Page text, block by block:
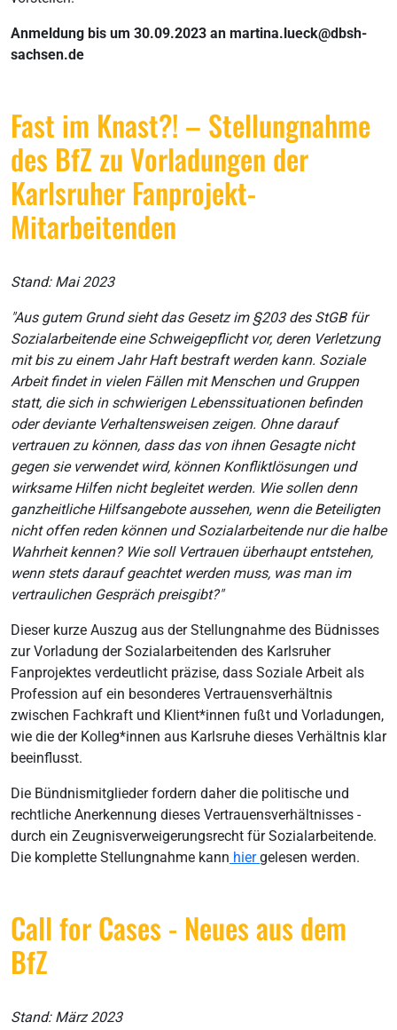
Anmeldung bis um 30.09.2023 an martina.lueck@dbsh-
sachsen.de
Fast im Knast?! – Stellungnahme
des BfZ zu Vorladungen der
Karlsruher Fanprojekt-
Mitarbeitenden
Stand: Mai 2023
"Aus gutem Grund sieht das Gesetz im §203 des StGB für
Sozialarbeitende eine Schweigepflicht vor, deren Verletzung
mit bis zu einem Jahr Haft bestraft werden kann. Soziale
Arbeit findet in vielen Fällen mit Menschen und Gruppen
statt, die sich in schwierigen Lebenssituationen befinden
oder deviante Verhaltensweisen zeigen. Ohne darauf
vertrauen zu können, dass das von ihnen Gesagte nicht
gegen sie verwendet wird, können Konfliktlösungen und
wirksame Hilfen nicht begleitet werden. Wie sollen denn
ganzheitliche Hilfsangebote aussehen, wenn die Beteiligten
nicht offen reden können und Sozialarbeitende nur die halbe
Wahrheit kennen? Wie soll Vertrauen überhaupt entstehen,
wenn stets darauf geachtet werden muss, was man im
vertraulichen Gespräch preisgibt?"
Dieser kurze Auszug aus der Stellungnahme des Büdnisses
zur Vorladung der Sozialarbeitenden des Karlsruher
Fanprojektes verdeutlicht präzise, dass Soziale Arbeit als
Profession auf ein besonderes Vertrauensverhältnis
zwischen Fachkraft und Klient*innen fußt und Vorladungen,
wie die der Kolleg*innen aus Karlsruhe dieses Verhältnis klar
beeinflusst.
Die Bündnismitglieder fordern daher die politische und
rechtliche Anerkennung dieses Vertrauensverhältnisses -
durch ein Zeugnisverweigerungsrecht für Sozialarbeitende.
Die komplette Stellungnahme kann hiergelesen werden.
Call for Cases - Neues aus dem
BfZ
Stand: März 2023